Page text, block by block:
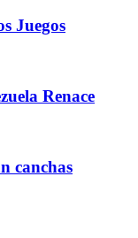
Juegos
Renace
canchas